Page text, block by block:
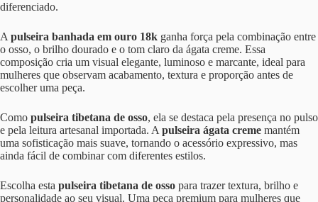
diferenciado.
A pulseira banhada em ouro 18k ganha força pela combinação entre
o osso, o brilho dourado e o tom claro da ágata creme. Essa
composição cria um visual elegante, luminoso e marcante, ideal para
mulheres que observam acabamento, textura e proporção antes de
escolher uma peça.
Como pulseira tibetana de osso, ela se destaca pela presença no pulso
e pela leitura artesanal importada. A pulseira ágata creme mantém
uma sofisticação mais suave, tornando o acessório expressivo, mas
ainda fácil de combinar com diferentes estilos.
Escolha esta pulseira tibetana de osso para trazer textura, brilho e
personalidade ao seu visual. Uma peça premium para mulheres que